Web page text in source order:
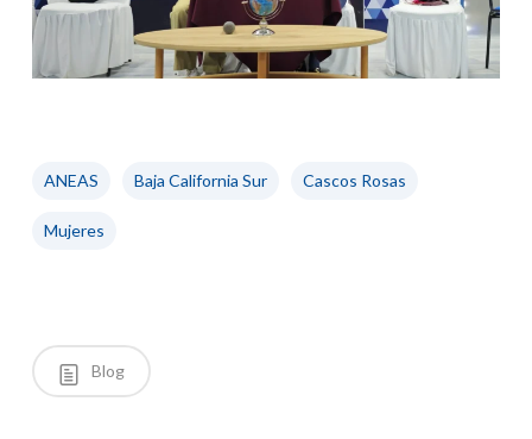
ANEAS Baja California Sur Cascos Rosas
Mujeres
Blog